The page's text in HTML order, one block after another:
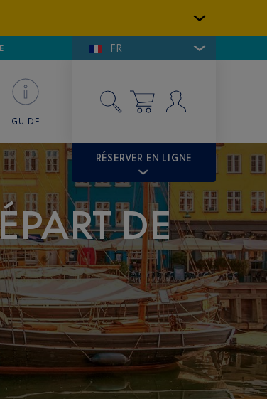
TROPEZ FR
GUIDE
RÉSERVER EN LIGNE
DE